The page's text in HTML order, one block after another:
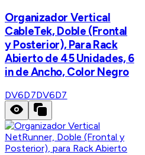
Organizador Vertical
CableTek, Doble (Frontal
y Posterior), Para Rack
Abierto de 45 Unidades, 6
in de Ancho, Color Negro
DV6D7DV6D7